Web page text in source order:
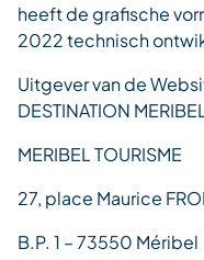
heeft de grafische
2022 technisch
Uitgever van de
DESTINATION
MERIBEL TOURISME
27, place Maurice
B.P. 1 – 73550 Méribel